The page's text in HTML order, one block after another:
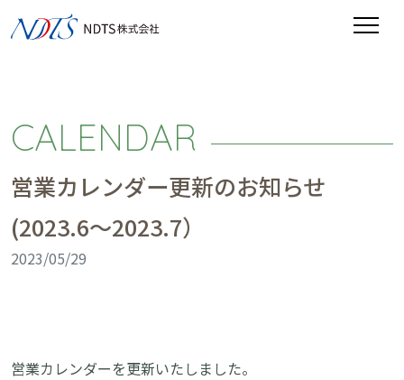
CALENDAR
営業カレンダー更新のお知らせ
(2023.6～2023.7）
2023/05/29
営業カレンダーを更新いたしました。